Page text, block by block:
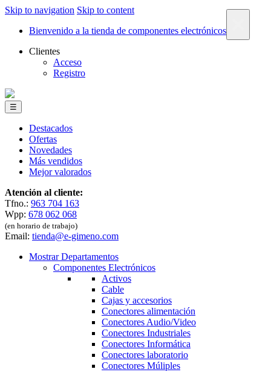
Skip to navigation Skip to content
Bienvenido a la tienda de componentes electrónicos
Clientes
Acceso
Registro
☰
Destacados
Ofertas
Novedades
Más vendidos
Mejor valorados
Atención al cliente:
Tfno.: 963 704 163
Wpp: 678 062 068
(en horario de trabajo)
Email: tienda@e-gimeno.com
Mostrar Departamentos
Componentes Electrónicos
Activos
Cable
Cajas y accesorios
Conectores alimentación
Conectores Audio/Video
Conectores Industriales
Conectores Informática
Conectores laboratorio
Conectores Múliples